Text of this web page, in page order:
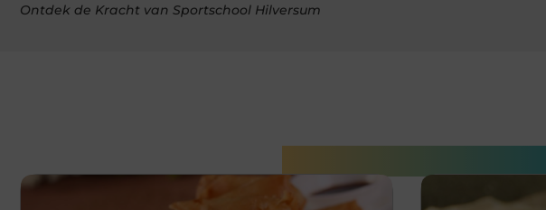
Ontdek de Kracht van Sportschool Hilversum